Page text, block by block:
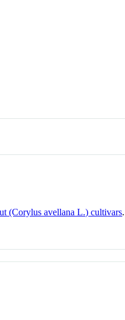
(Corylus avellana L.) cultivars.